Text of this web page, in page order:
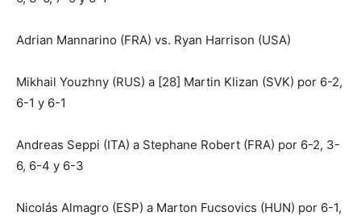
Adrian Mannarino (FRA) vs. Ryan Harrison (USA)
Mikhail Youzhny (RUS) a [28] Martin Klizan (SVK) por 6-2,
6-1 y 6-1
Andreas Seppi (ITA) a Stephane Robert (FRA) por 6-2, 3-
6, 6-4 y 6-3
Nicolás Almagro (ESP) a Marton Fucsovics (HUN) por 6-1,